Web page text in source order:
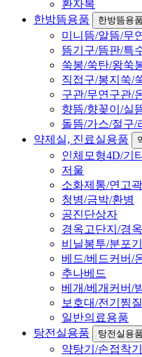
환자복
한방뜸용품
한방뜸용
미니뜸/알뜸/무
뜸기구/뜸판/특
쑥봉/쑥탄/왕쑥
직접구/봉지쑥/
구관/무연구관/
향뜸/향꽂이/실
돌뜸/가스/절구/
약제실, 진료실용품
인체모형4D/기
저울
소화제통/연고
청병/금박/환병
공진단상자
경옥고단지/경
비닐봉투/분포
베드/베드커버/
추나베드
베개/베개커버/
보호대/전기찜질
일반의료용품
탕전실용품
탕전실용
약탕기/손접착기